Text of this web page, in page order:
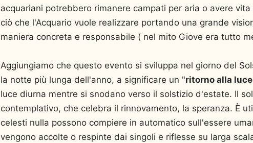
acquariani potrebbero rimanere campati per aria o avere
ciò che l'Acquario vuole realizzare portando una grande
maniera concreta e responsabile ( nel mito Giove era tutto
Aggiungiamo che questo evento si sviluppa nel giorno del
la notte più lunga dell'anno, a significare un "ritorno alla luce
luce diurna mentre si snodano verso il solstizio d'estate. Il
contemplativo, che celebra il rinnovamento, la speranza. È
celesti nulla possono compiere in automatico sull'essere
vengono accolte o respinte dai singoli e riflesse su larga